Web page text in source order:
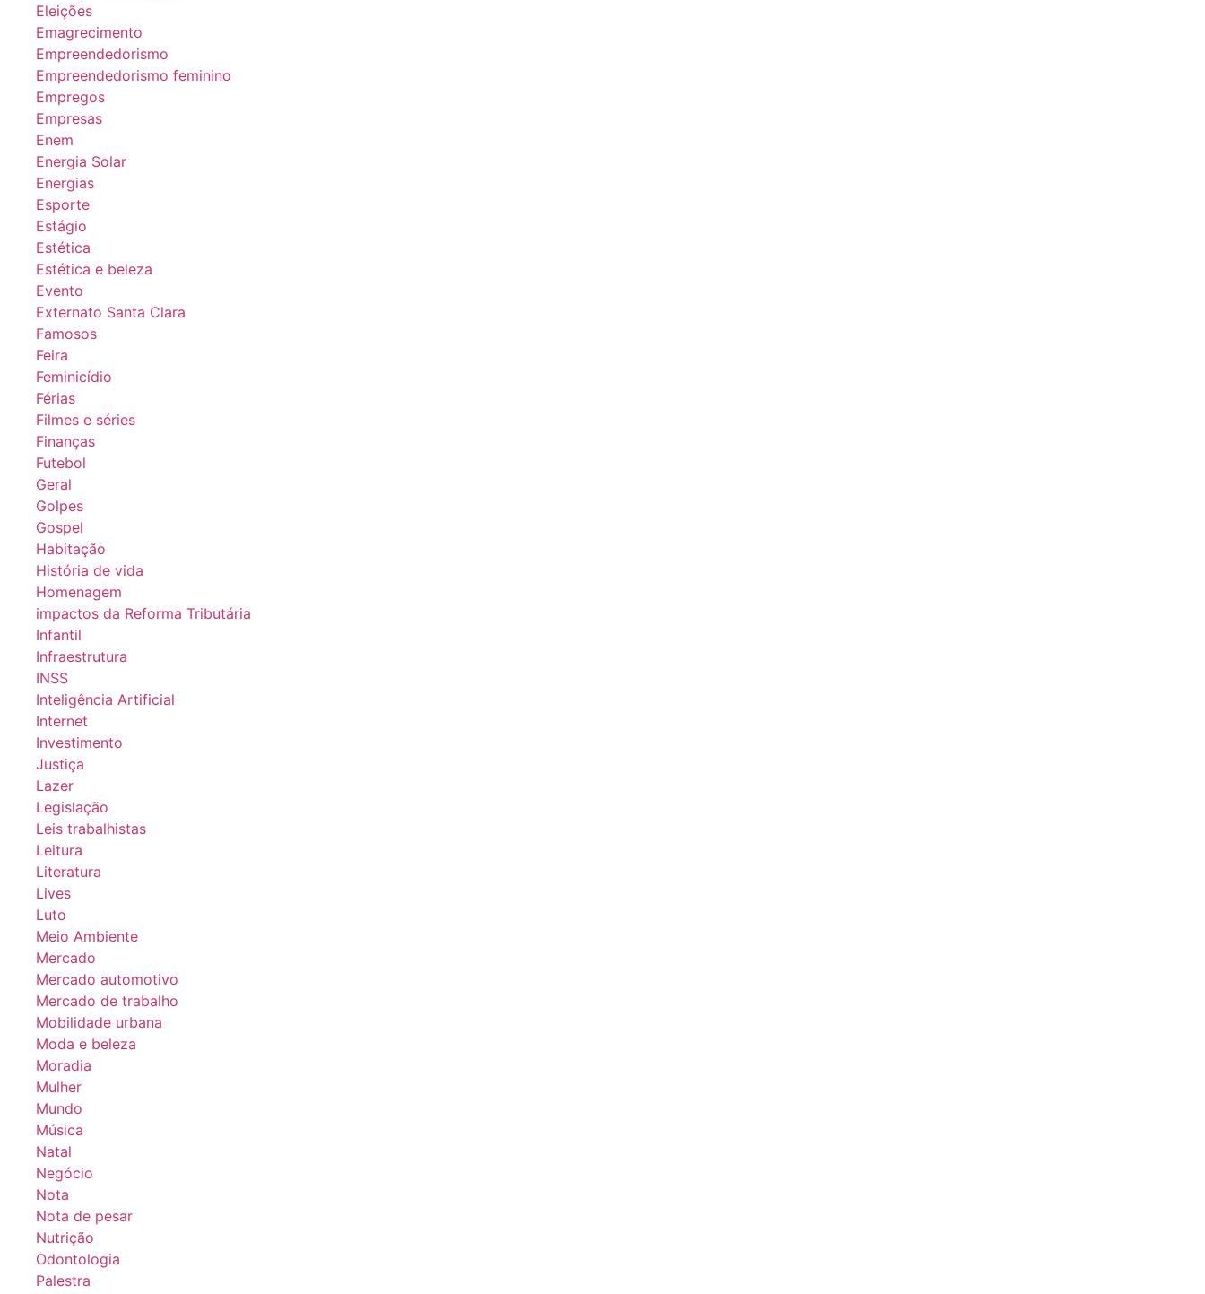
Eleições
Emagrecimento
Empreendedorismo
Empreendedorismo feminino
Empregos
Empresas
Enem
Energia Solar
Energias
Esporte
Estágio
Estética
Estética e beleza
Evento
Externato Santa Clara
Famosos
Feira
Feminicídio
Férias
Filmes e séries
Finanças
Futebol
Geral
Golpes
Gospel
Habitação
História de vida
Homenagem
impactos da Reforma Tributária
Infantil
Infraestrutura
INSS
Inteligência Artificial
Internet
Investimento
Justiça
Lazer
Legislação
Leis trabalhistas
Leitura
Literatura
Lives
Luto
Meio Ambiente
Mercado
Mercado automotivo
Mercado de trabalho
Mobilidade urbana
Moda e beleza
Moradia
Mulher
Mundo
Música
Natal
Negócio
Nota
Nota de pesar
Nutrição
Odontologia
Palestra